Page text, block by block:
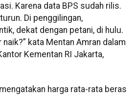
Karena data BPS sudah rilis.
Di penggilingan,
dekat dengan petani, di hulu.
kata Mentan Amran dalam
Kementan RI Jakarta,
harga rata-rata beras